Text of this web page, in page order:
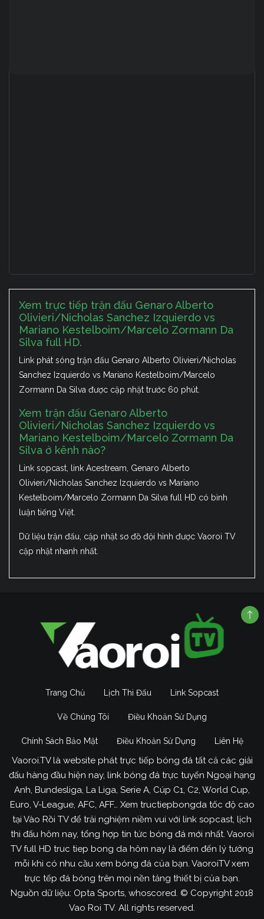
Xem trực tiếp trận đấu Genaro Alberto
Olivieri/Nicholas Sanchez Izquierdo vs
Mariano Kestelboim/Marcelo Zormann Da
Silva full HD.
Link phát sóng trận đấu Genaro Alberto Olivieri/Nicholas
Sanchez Izquierdo vs Mariano Kestelboim/Marcelo
Zormann Da Silva được cập nhật trước 60 phút.
Xem trận đấu Genaro Alberto
Olivieri/Nicholas Sanchez Izquierdo vs
Mariano Kestelboim/Marcelo Zormann Da
Silva ở kênh nào?
Link sopcast, link Acestream, Genaro Alberto
Olivieri/Nicholas Sanchez Izquierdo vs Mariano
Kestelboim/Marcelo Zormann Da Silva full HD có bình
luận tiếng Việt.
Dữ liệu trận đấu, cập nhật sơ đồ đội hình được Vaoroi TV
cập nhật nhanh nhất.
Trang Chủ Lịch Thi Đấu Link Sopcast
Về Chúng Tôi Điều Khoản Sử Dụng
Chính Sách Bảo Mật Điều Khoản Sử Dụng Liên Hệ
Vaoroi.TV là website phát trực tiếp bóng đá tất cả các giải
đấu hàng đầu hiện nay, link bóng đá trực tuyến Ngoại hạng
Anh, Bundesliga, La Liga, Serie A, Cúp C1, C2, World Cup,
Euro, V-League, AFC, AFF… Xem tructiepbongda tốc độ cao
tại Vào Rồi TV để trải nghiệm niềm vui với link sopcast, lịch
thi đấu hôm nay, tổng hợp tin tức bóng đá mới nhất. Vaoroi
TV full HD truc tiep bong da hôm nay là điểm đến lý tưởng
mỗi khi có nhu cầu xem bóng đá của bạn. VaoroiTV xem
trực tếp đá bóng trên mọi nền tảng thiết bị của bạn.
Nguồn dữ liệu: Opta Sports, whoscored. © Copyright 2018
Vao Roi TV. All rights reserved.